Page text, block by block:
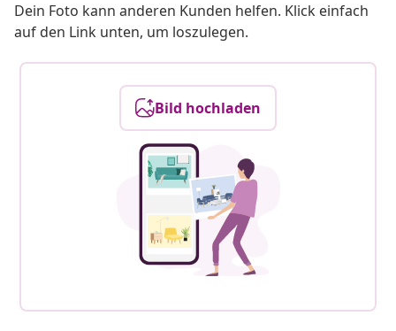
Dein Foto kann anderen Kunden helfen. Klick einfach
auf den Link unten, um loszulegen.
Bild hochladen